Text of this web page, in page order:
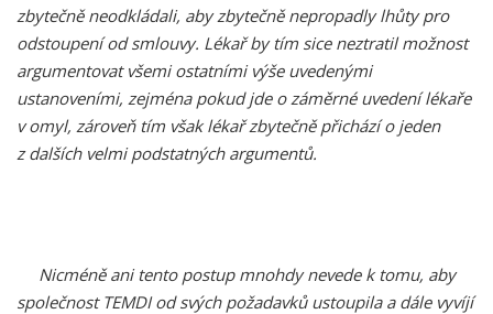
zbytečně neodkládali, aby zbytečně nepropadly lhůty pro
odstoupení od smlouvy. Lékař by tím sice neztratil možnost
argumentovat všemi ostatními výše uvedenými
ustanoveními, zejména pokud jde o záměrné uvedení lékaře
v omyl, zároveň tím však lékař zbytečně přichází o jeden
z dalších velmi podstatných argumentů.
Nicméně ani tento postup mnohdy nevede k tomu, aby
společnost TEMDI od svých požadavků ustoupila a dále vyvíjí